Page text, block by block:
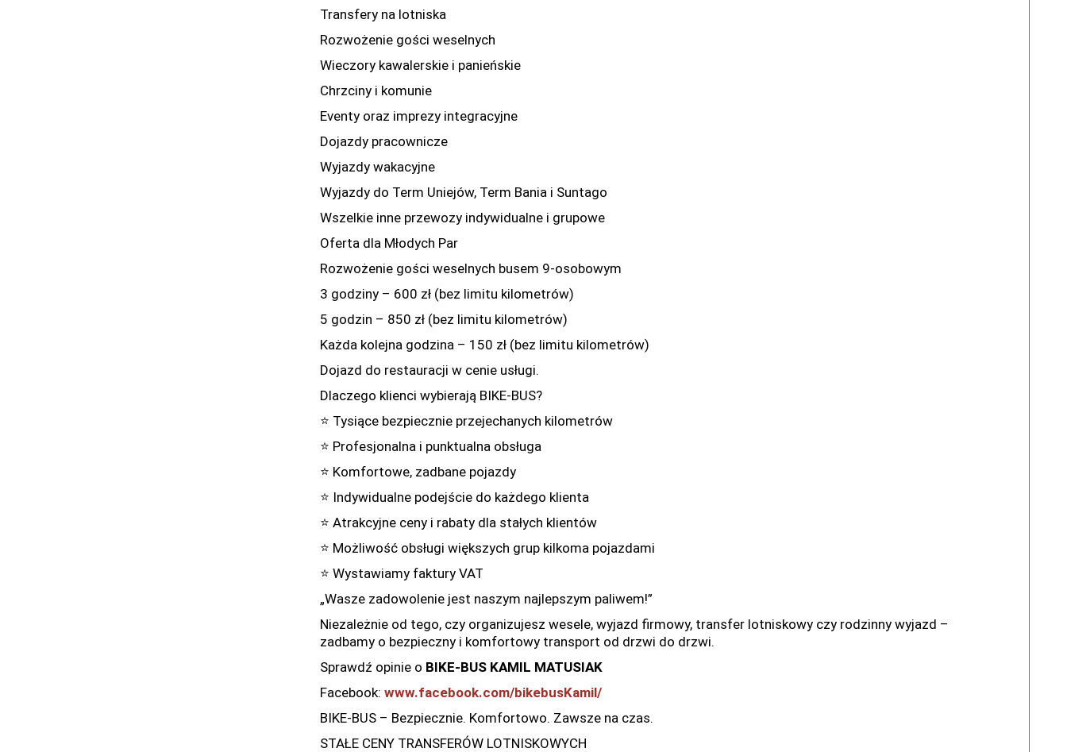
Transfery na lotniska
Rozwożenie gości weselnych
Wieczory kawalerskie i panieńskie
Chrzciny i komunie
Eventy oraz imprezy integracyjne
Dojazdy pracownicze
Wyjazdy wakacyjne
Wyjazdy do Term Uniejów, Term Bania i Suntago
Wszelkie inne przewozy indywidualne i grupowe
Oferta dla Młodych Par
Rozwożenie gości weselnych busem 9-osobowym
3 godziny – 600 zł (bez limitu kilometrów)
5 godzin – 850 zł (bez limitu kilometrów)
Każda kolejna godzina – 150 zł (bez limitu kilometrów)
Dojazd do restauracji w cenie usługi.
Dlaczego klienci wybierają BIKE-BUS?
⭐ Tysiące bezpiecznie przejechanych kilometrów
⭐ Profesjonalna i punktualna obsługa
⭐ Komfortowe, zadbane pojazdy
⭐ Indywidualne podejście do każdego klienta
⭐ Atrakcyjne ceny i rabaty dla stałych klientów
⭐ Możliwość obsługi większych grup kilkoma pojazdami
⭐ Wystawiamy faktury VAT
„Wasze zadowolenie jest naszym najlepszym paliwem!”
Niezależnie od tego, czy organizujesz wesele, wyjazd firmowy, transfer lotniskowy czy rodzinny wyjazd –
zadbamy o bezpieczny i komfortowy transport od drzwi do drzwi.
Sprawdź opinie o BIKE-BUS KAMIL MATUSIAK
Facebook: www.facebook.com/bikebusKamil/
BIKE-BUS – Bezpiecznie. Komfortowo. Zawsze na czas.
STAŁE CENY TRANSFERÓW LOTNISKOWYCH